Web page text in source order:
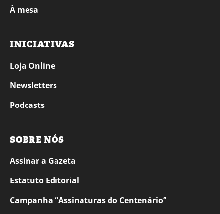
À mesa
INICIATIVAS
Loja Online
Newsletters
Podcasts
SOBRE NÓS
Assinar a Gazeta
Estatuto Editorial
Campanha “Assinaturas do Centenário”